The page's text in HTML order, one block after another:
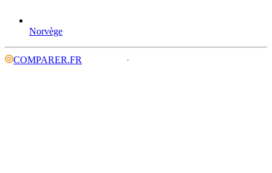
Norvège
COMPARER.FR